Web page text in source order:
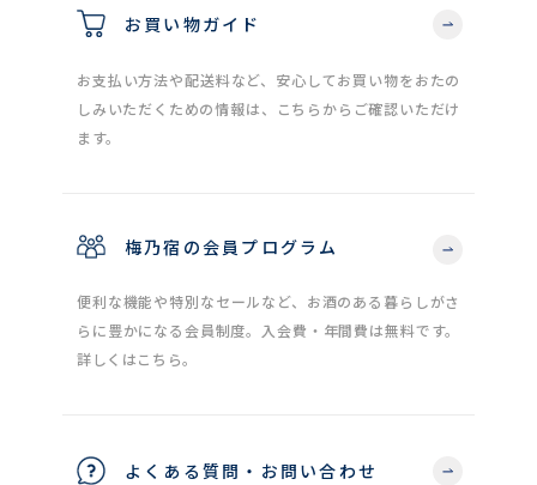
お買い物ガイド
お支払い方法や配送料など、安心してお買い物をおたの
しみいただくための情報は、こちらからご確認いただけ
ます。
梅乃宿の会員プログラム
便利な機能や特別なセールなど、お酒のある暮らしがさ
らに豊かになる会員制度。入会費・年間費は無料です。
詳しくはこちら。
よくある質問・お問い合わせ